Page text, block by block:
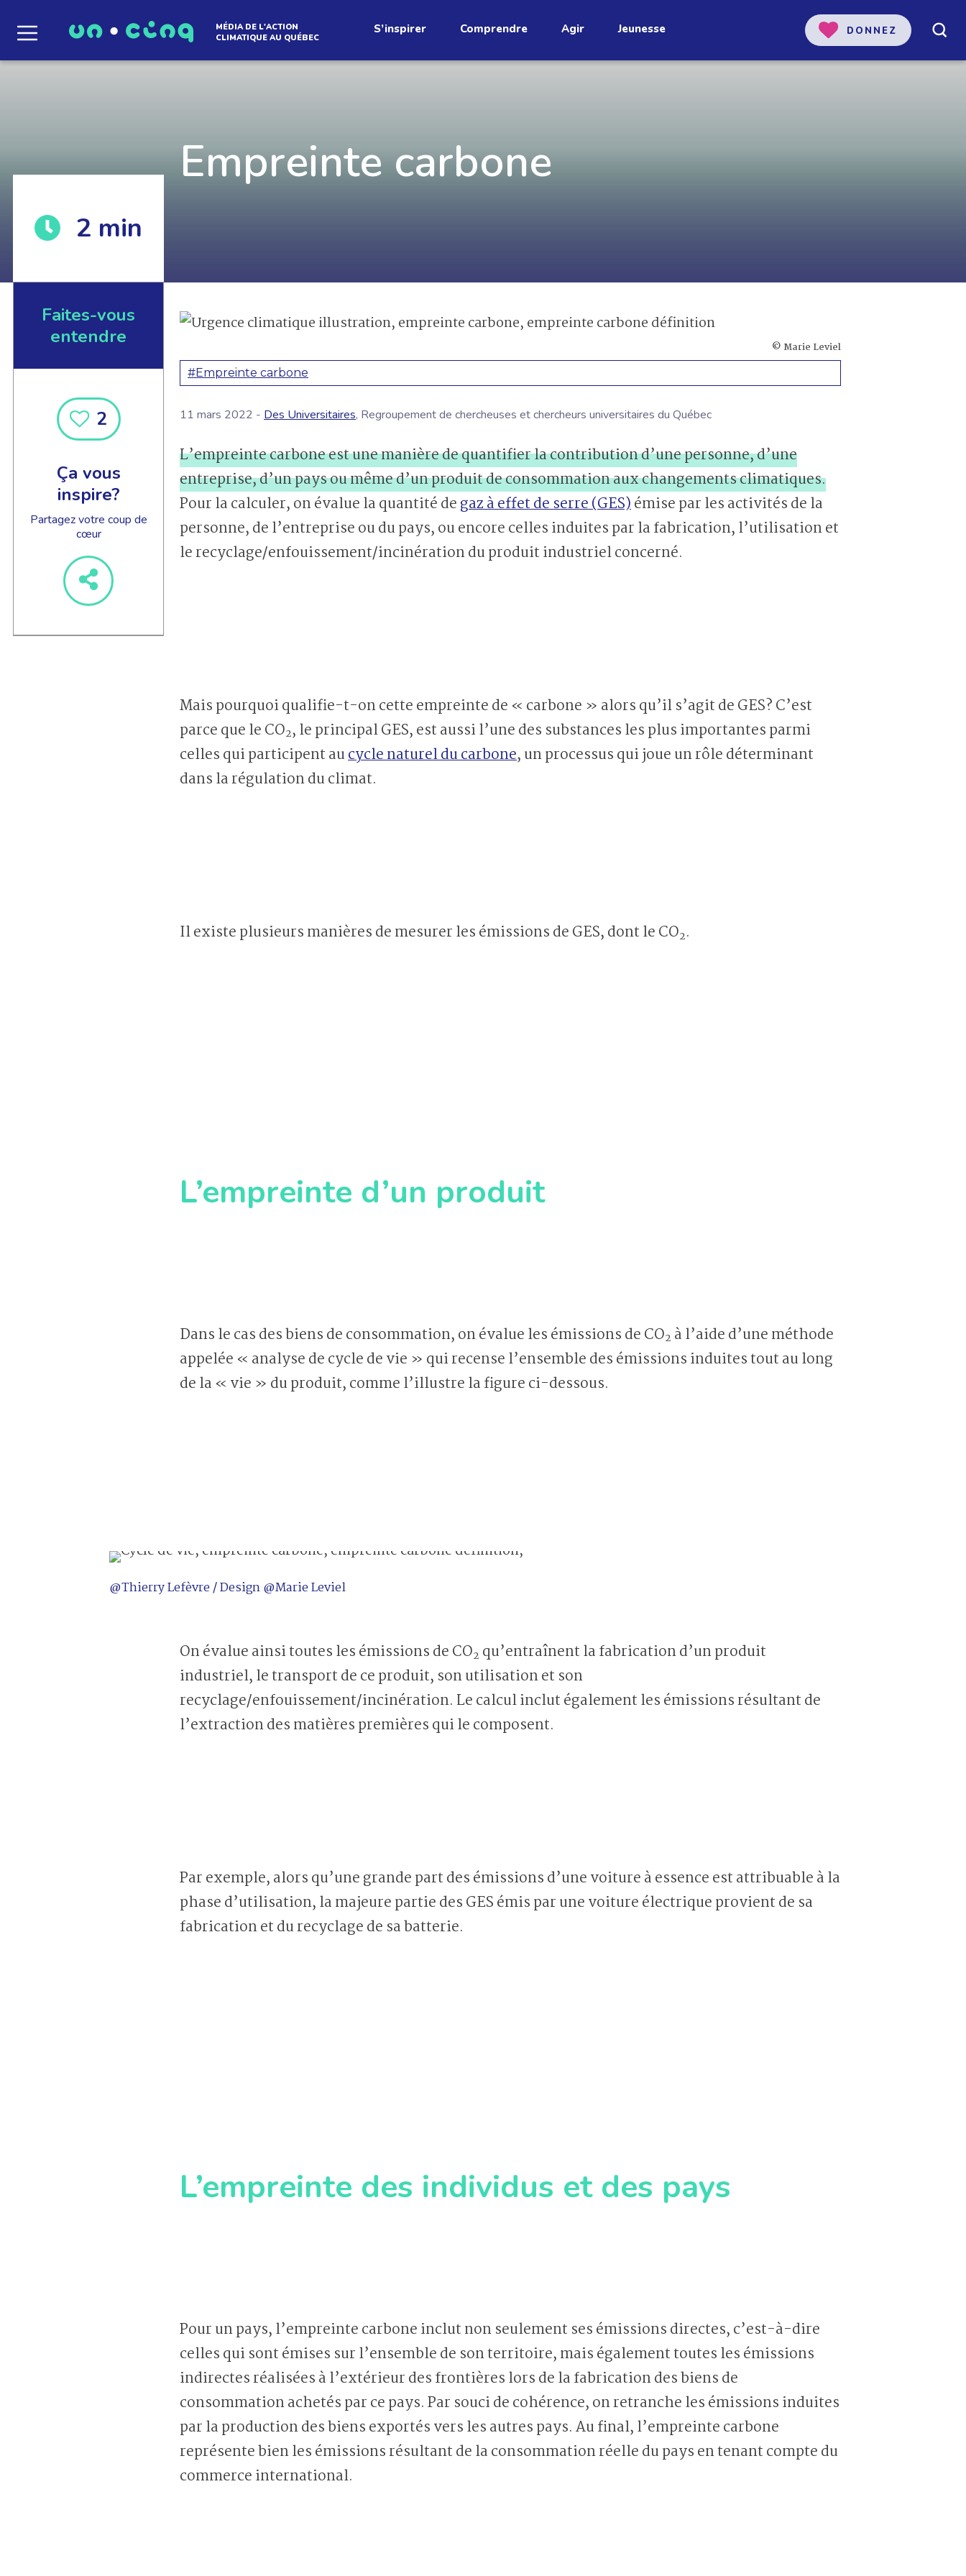
Le média qui détend
qui créent le mouvement.
EN SAVOIR +
JE M'ABONNE
MÉDIA DE L'ACTION
CLIMATIQUE AU QUÉBEC
S’inspirer Comprendre Agir Jeunesse DONNEZ
Empreinte carbone
2 min
Faites-vous
entendre
2
Ça vous
inspire?
Partagez votre coup de
cœur
© Marie Leviel
#Empreinte carbone
11 mars 2022 - Des Universitaires, Regroupement de chercheuses et chercheurs universitaires du Québec
L’empreinte carbone est une manière de quantifier la contribution d’une personne, d’une
entreprise, d’un pays ou même d’un produit de consommation aux changements climatiques.
Pour la calculer, on évalue la quantité degaz à effet de serre (GES)émise par les activités de la
personne, de l’entreprise ou du pays, ou encore celles induites par la fabrication, l’utilisation et
le recyclage/enfouissement/incinération du produit industriel concerné.
Mais pourquoi qualifie-t-on cette empreinte de « carbone » alors qu’il s’agit de GES? C’est
parce que le CO2, le principal GES, est aussi l’une des substances les plus importantes parmi
celles qui participent aucycle naturel du carbone, un processus qui joue un rôle déterminant
dans la régulation du climat.
Il existe plusieurs manières de mesurer les émissions de GES, dont le CO2.
L’empreinte d’un produit
Dans le cas des biens de consommation, on évalue les émissions de CO2 à l’aide d’une méthode
appelée « analyse de cycle de vie » qui recense l’ensemble des émissions induites tout au long
de la « vie » du produit, comme l’illustre la figure ci-dessous.
@Thierry Lefèvre / Design @Marie Leviel
On évalue ainsi toutes les émissions de CO2 qu’entraînent la fabrication d’un produit
industriel, le transport de ce produit, son utilisation et son
recyclage/enfouissement/incinération. Le calcul inclut également les émissions résultant de
l’extraction des matières premières qui le composent.
Par exemple, alors qu’une grande part des émissions d’une voiture à essence est attribuable à la
phase d’utilisation, la majeure partie des GES émis par une voiture électrique provient de sa
fabrication et du recyclage de sa batterie.
L’empreinte des individus et des pays
Pour un pays, l’empreinte carbone inclut non seulement ses émissions directes, c’est-à-dire
celles qui sont émises sur l’ensemble de son territoire, mais également toutes les émissions
indirectes réalisées à l’extérieur des frontières lors de la fabrication des biens de
consommation achetés par ce pays. Par souci de cohérence, on retranche les émissions induites
par la production des biens exportés vers les autres pays. Au final, l’empreinte carbone
représente bien les émissions résultant de la consommation réelle du pays en tenant compte du
commerce international.